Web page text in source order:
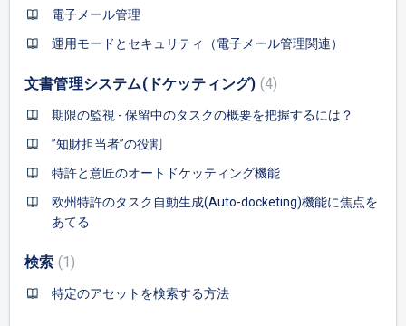
電子メール管理
運用モードとセキュリティ（電子メール管理関連）
文書管理システム(ドケッティング) 4
期限の監視 - 保留中のタスクの概要を把握するには？
”知財担当者”の役割
特許と意匠のオートドケッティング機能
欧州特許のタスク自動生成(Auto-docketing)機能に焦点を
あてる
検索 1
特定のアセットを検索する方法